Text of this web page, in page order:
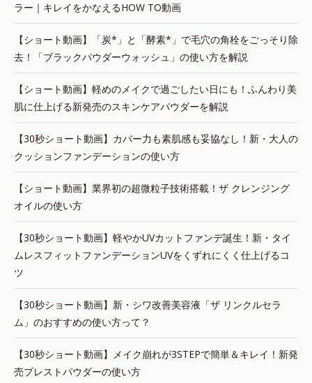
ラー｜キレイをかなえるHOW TO動画
【ショート動画】「炭*」と「酵素*」で毛穴の角栓をごっそり除
去！「ブラックパウダーウォッシュ」の使い方を解説
【ショート動画】軽めのメイクで過ごしたい日にも！ふんわり美
肌に仕上げる新発売のスキンケアパウダーを解説
【30秒ショート動画】カバー力も素肌感も妥協なし！新・大人の
クッションファンデーションの使い方
【ショート動画】業界初の超微粒子技術搭載！ザ クレンジング
オイルの使い方
【30秒ショート動画】軽やかUVカットファンデ誕生！新・タイ
ムレスフィットファンデーションUVをくずれにくく仕上げるコ
ツ
【30秒ショート動画】新・シワ改善美容液「ザ リンクルセラ
ム」のおすすめの使い方って？
【30秒ショート動画】メイク崩れが3STEPで簡単＆キレイ！新発
売プレストパウダーの使い方